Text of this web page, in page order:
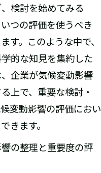
検討を始めてみる
つの評価を使うべき
す。このような中で、
的な知見を集約した
企業が気候変動影響
上で、重要な検討・
変動影響の評価におい
きます。
の整理と重要度の評